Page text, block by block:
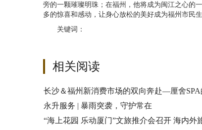
旁的一颗璀璨明珠；在福州，他将成为闽江之心的
多的惊喜和感动，让身心放松的美好成为福州市民生
关键词：
相关阅读
长沙＆福州新消费市场的双向奔赴—厘舍
永升服务 | 暴雨突袭，守护常在
“海上花园 乐动厦门”文旅推介会召开 海内外